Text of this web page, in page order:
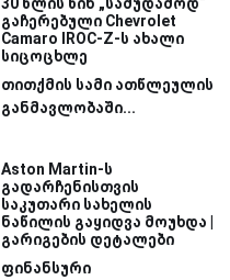
30 წლის წინ „სამუდამოდ“
გაჩერებული Chevrolet
Camaro IROC-Z-ს ახალი
სიცოცხლე
თითქმის სამი ათწლეულის
განმავლობაში...
Aston Martin-ს
გადარჩენისთვის
საკუთარი სახელის
ნაწილის გაყიდვა მოუხდა |
გარიგების დეტალები
ფინანსური